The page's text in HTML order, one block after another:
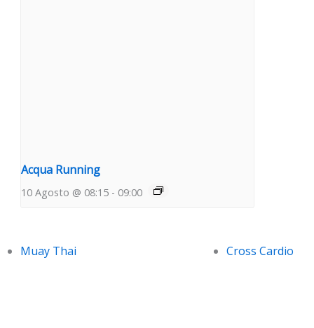
Acqua Running
10 Agosto @ 08:15 - 09:00
Muay Thai Cross Cardio